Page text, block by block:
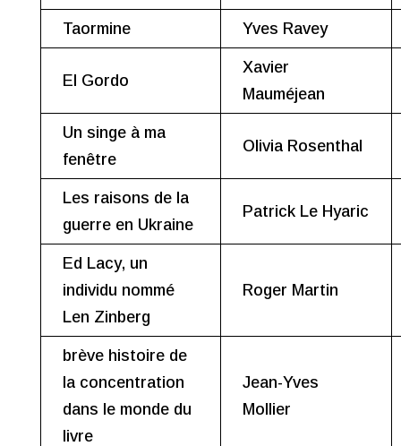
Taormine Yves Ravey
El Gordo
Xavier
Mauméjean
Un singe à ma
fenêtre
Olivia Rosenthal
Les raisons de la
guerre en Ukraine
Patrick Le Hyaric
Ed Lacy, un
individu nommé
Len Zinberg
Roger Martin
brève histoire de
la concentration
dans le monde du
livre
Jean-Yves
Mollier